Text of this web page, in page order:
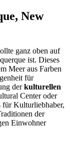
New
ganz oben auf
ist. Dieses
Meer aus Farben
für
derkulturellen
Center oder
für Kulturliebhaber,
der
Einwohner